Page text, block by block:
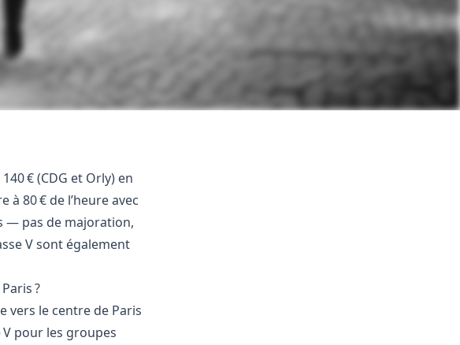
€ (CDG et Orly) en
à 80 € de l’heure avec
— pas de majoration,
V sont également
?
vers le centre de Paris
V pour les groupes